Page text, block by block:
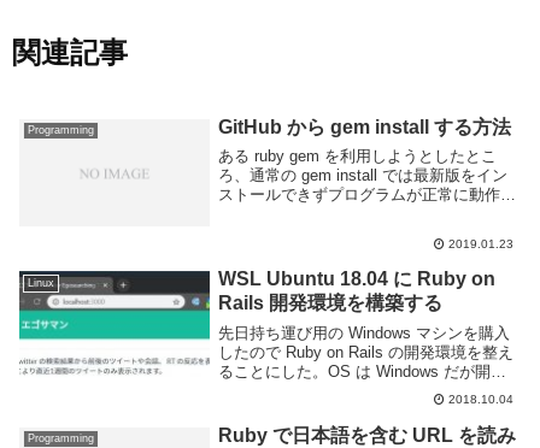
関連記事
Programming GitHub から gem install する方法
ある ruby gem を利用しようとしたとこ
ろ、通常の gem install では最新版をイン
ストールできずプログラムが正常に動作し
2019.01.23
Linux
WSL Ubuntu 18.04 に Ruby on
Rails 開発環境を構築する
先日持ち運び用の Windows マシンを購入
したので Ruby on Rails の開発環境を整え
ることにした。OS は Windows だが開発
環境は Windows Subsystem for Linux で動
2018.10.04
Programming
Ruby で日本語を含む URL を読み